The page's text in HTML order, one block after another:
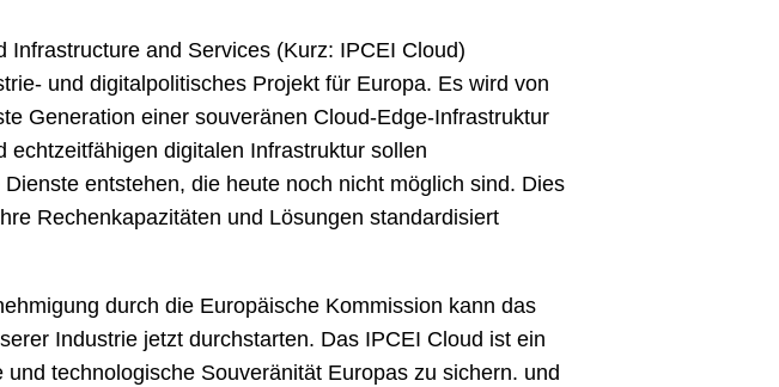
and Services (Kurz: IPCEI Cloud)
und digitalpolitisches Projekt für Europa. Es wird von
Generation einer souveränen Cloud-Edge-Infrastruktur
digitalen Infrastruktur sollen
entstehen, die heute noch nicht möglich sind. Dies
Rechenkapazitäten und Lösungen standardisiert
durch die Europäische Kommission kann das
Industrie jetzt durchstarten. Das IPCEI Cloud ist ein
technologische Souveränität Europas zu sichern. und